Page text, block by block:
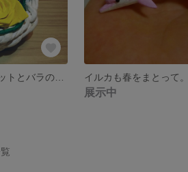
ホワイトバスケットとバラの彩り イルカも春をまとって。
展示中